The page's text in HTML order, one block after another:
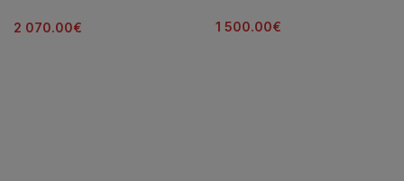
2 070.00€ 1 500.00€